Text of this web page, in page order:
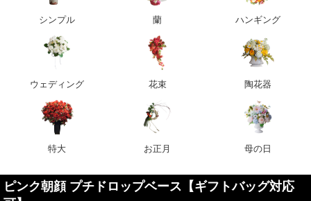
シンプル 蘭 ハンギング
ウェディング 花束 陶花器
特大 お正月 母の日
ピンク朝顔 プチドロップベース【ギフトバッグ対応